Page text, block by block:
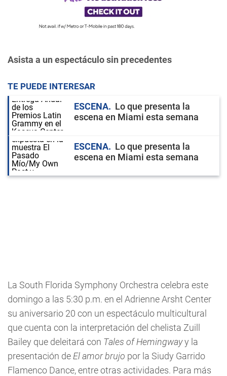
Asista a un espectáculo sin precedentes
TE PUEDE INTERESAR
ESCENA
Lo que presenta la
escena en Miami esta semana
ESCENA
Lo que presenta la
escena en Miami esta semana
La South Florida Symphony Orchestra celebra este
domingo a las 5:30 p.m. en el Adrienne Arsht Center
su aniversario 20 con un espectáculo multicultural
que cuenta con la interpretación del chelista Zuill
Bailey que deleitará con Tales of Hemingwayy la
presentación de El amor brujo por la Siudy Garrido
Flamenco Dance, entre otras actividades. Para más